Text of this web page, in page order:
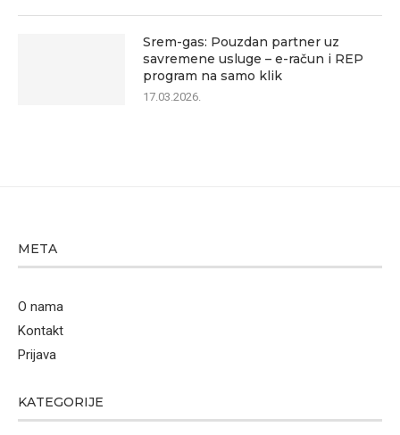
Srem-gas: Pouzdan partner uz
savremene usluge – e-račun i REP
program na samo klik
17.03.2026.
META
O nama
Kontakt
Prijava
KATEGORIJE